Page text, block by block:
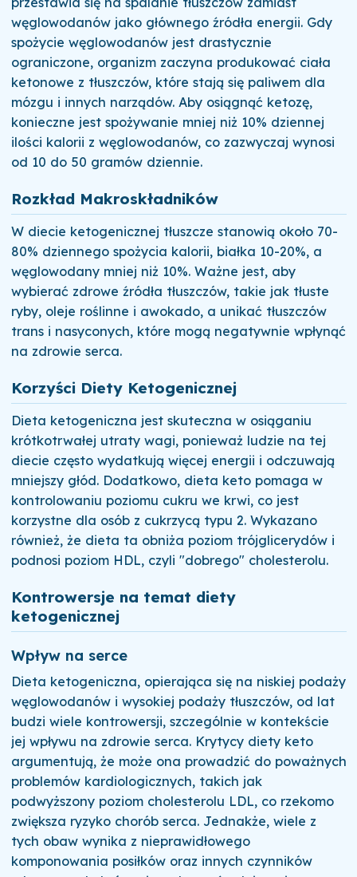
węglowodanów jako głównego źródła energii. Gdy
spożycie węglowodanów jest drastycznie
ograniczone, organizm zaczyna produkować ciała
ketonowe z tłuszczów, które stają się paliwem dla
mózgu i innych narządów. Aby osiągnąć ketozę,
konieczne jest spożywanie mniej niż 10% dziennej
ilości kalorii z węglowodanów, co zazwyczaj wynosi
od 10 do 50 gramów dziennie.
Rozkład Makroskładników
W diecie ketogenicznej tłuszcze stanowią około 70-
80% dziennego spożycia kalorii, białka 10-20%, a
węglowodany mniej niż 10%. Ważne jest, aby
wybierać zdrowe źródła tłuszczów, takie jak tłuste
ryby, oleje roślinne i awokado, a unikać tłuszczów
trans i nasyconych, które mogą negatywnie wpłynąć
na zdrowie serca.
Korzyści Diety Ketogenicznej
Dieta ketogeniczna jest skuteczna w osiąganiu
krótkotrwałej utraty wagi, ponieważ ludzie na tej
diecie często wydatkują więcej energii i odczuwają
mniejszy głód. Dodatkowo, dieta keto pomaga w
kontrolowaniu poziomu cukru we krwi, co jest
korzystne dla osób z cukrzycą typu 2. Wykazano
również, że dieta ta obniża poziom trójglicerydów i
podnosi poziom HDL, czyli "dobrego" cholesterolu.
Kontrowersje na temat diety
ketogenicznej
Wpływ na serce
Dieta ketogeniczna, opierająca się na niskiej podaży
węglowodanów i wysokiej podaży tłuszczów, od lat
budzi wiele kontrowersji, szczególnie w kontekście
jej wpływu na zdrowie serca. Krytycy diety keto
argumentują, że może ona prowadzić do poważnych
problemów kardiologicznych, takich jak
podwyższony poziom cholesterolu LDL, co rzekomo
zwiększa ryzyko chorób serca. Jednakże, wiele z
tych obaw wynika z nieprawidłowego
komponowania posiłków oraz innych czynników